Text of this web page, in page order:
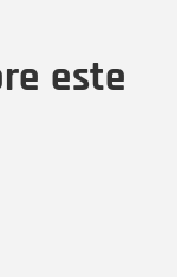
este